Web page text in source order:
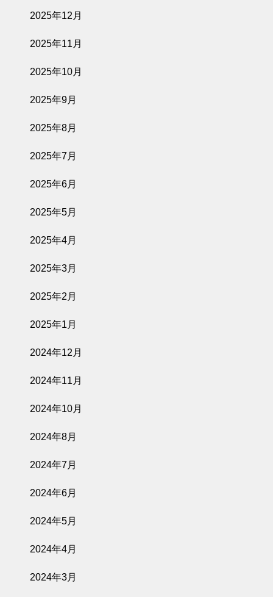
2025年12月
2025年11月
2025年10月
2025年9月
2025年8月
2025年7月
2025年6月
2025年5月
2025年4月
2025年3月
2025年2月
2025年1月
2024年12月
2024年11月
2024年10月
2024年8月
2024年7月
2024年6月
2024年5月
2024年4月
2024年3月